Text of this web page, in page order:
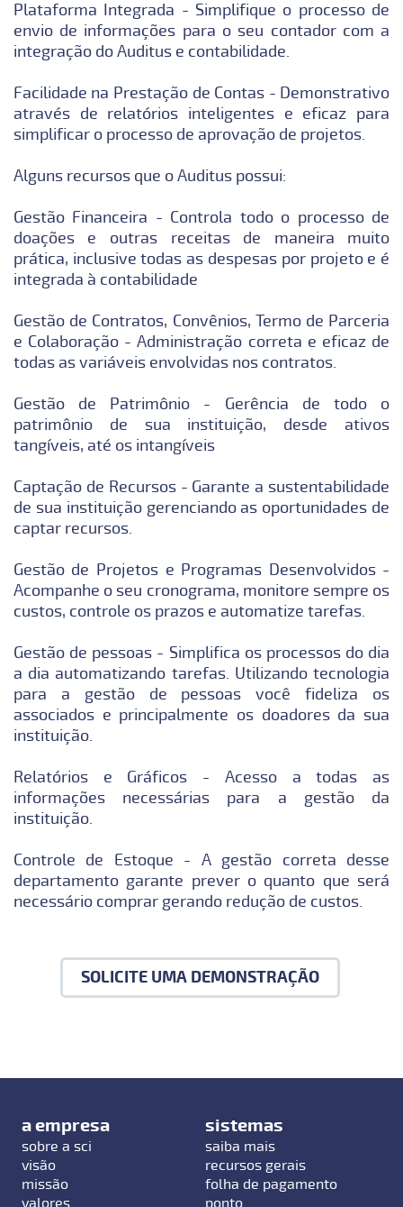
Plataforma Integrada - Simplifique o processo de
envio de informações para o seu contador com a
integração do Auditus e contabilidade.
Facilidade na Prestação de Contas - Demonstrativo
através de relatórios inteligentes e eficaz para
simplificar o processo de aprovação de projetos.
Alguns recursos que o Auditus possui:
Gestão Financeira - Controla todo o processo de
doações e outras receitas de maneira muito
prática, inclusive todas as despesas por projeto e é
integrada à contabilidade
Gestão de Contratos, Convênios, Termo de Parceria
e Colaboração - Administração correta e eficaz de
todas as variáveis envolvidas nos contratos.
Gestão de Patrimônio - Gerência de todo o
patrimônio de sua instituição, desde ativos
tangíveis, até os intangíveis
Captação de Recursos - Garante a sustentabilidade
de sua instituição gerenciando as oportunidades de
captar recursos.
Gestão de Projetos e Programas Desenvolvidos -
Acompanhe o seu cronograma, monitore sempre os
custos, controle os prazos e automatize tarefas.
Gestão de pessoas - Simplifica os processos do dia
a dia automatizando tarefas. Utilizando tecnologia
para a gestão de pessoas você fideliza os
associados e principalmente os doadores da sua
instituição.
Relatórios e Gráficos - Acesso a todas as
informações necessárias para a gestão da
instituição.
Controle de Estoque - A gestão correta desse
departamento garante prever o quanto que será
necessário comprar gerando redução de custos.
SOLICITE UMA DEMONSTRAÇÃO
a empresa
sobre a sci
visão
missão
valores
sistemas
saiba mais
recursos gerais
folha de pagamento
ponto